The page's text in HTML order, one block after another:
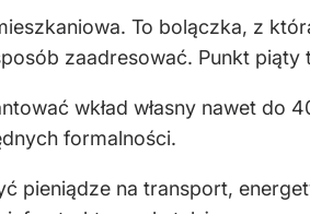
To bolączka, z
zaadresować. Punkt
wkład własny nawet do
formalności.
pieniądze na transport,